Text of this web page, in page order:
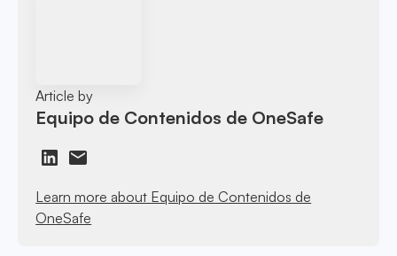
Article by
Equipo de Contenidos de OneSafe
Learn more about Equipo de Contenidos de
OneSafe